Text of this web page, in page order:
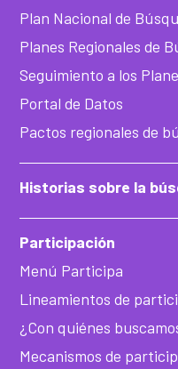
Plan Nacional de
Planes Regionales de
Seguimiento a los
Portal de Datos
Pactos regionales de
Historias sobre la
Participación
Menú Participa
Lineamientos de
¿Con quiénes
Mecanismos de